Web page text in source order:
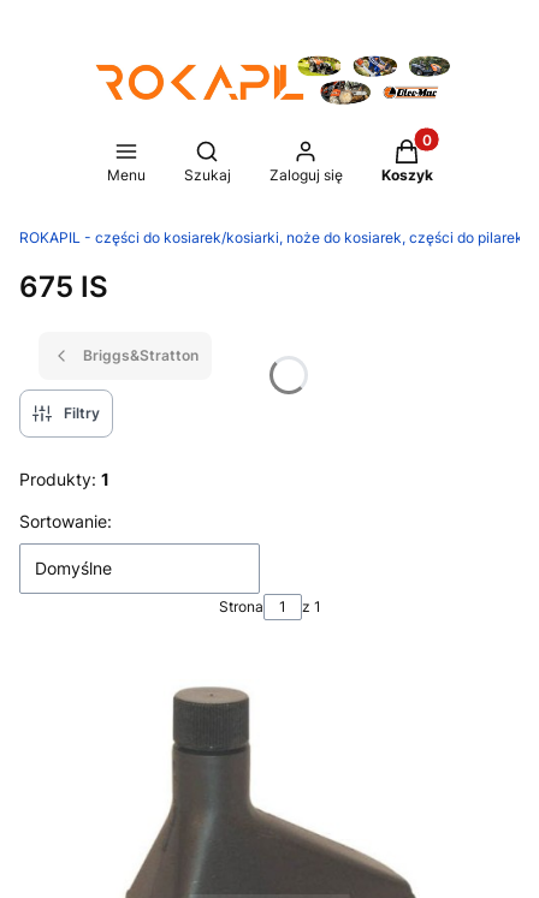
Menu
Otwórz wyszukiwarkę
Szukaj Zaloguj się
Produkty w
Koszyk
ROKAPIL - części do kosiarek/kosiarki, noże do kosiarek, części do pilarek/
675 IS
Briggs&Stratton
Filtry
Produkty: 1
Lista produktów
Sortowanie:
Domyślne
Strona z 1